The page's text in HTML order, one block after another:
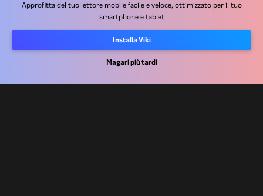
Approfitta del tuo lettore mobile facile e veloce, ottimizzato per il tuo
smartphone e tablet
Installa Viki
Magari più tardi
Centro stampa
Condizioni d'uso